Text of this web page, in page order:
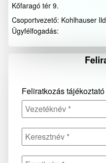
Kőfaragó tér 9.
Csoportvezető: Kohlhauser
Ügyfélfogadás:
Feliratkozás